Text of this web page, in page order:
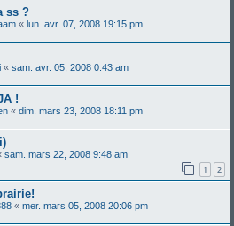
ss ?
« lun. avr. 07, 2008 19:15 pm
« sam. avr. 05, 2008 0:43 am
!
« dim. mars 23, 2008 18:11 pm
sam. mars 22, 2008 9:48 am
1 2
« mer. mars 05, 2008 20:06 pm